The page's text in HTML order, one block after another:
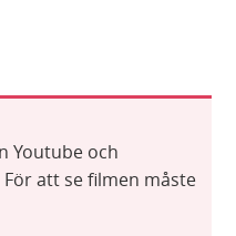
Youtube och
att se filmen måste